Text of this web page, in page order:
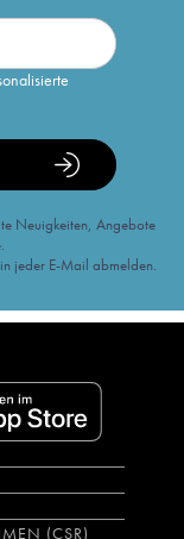
Neuigkeiten, Angebote
jeder E-Mail abmelden.
(CSR)